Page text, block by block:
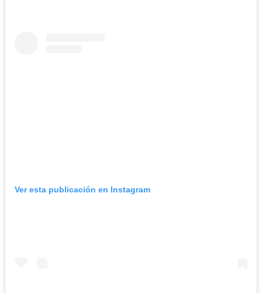
Ver esta publicación en Instagram